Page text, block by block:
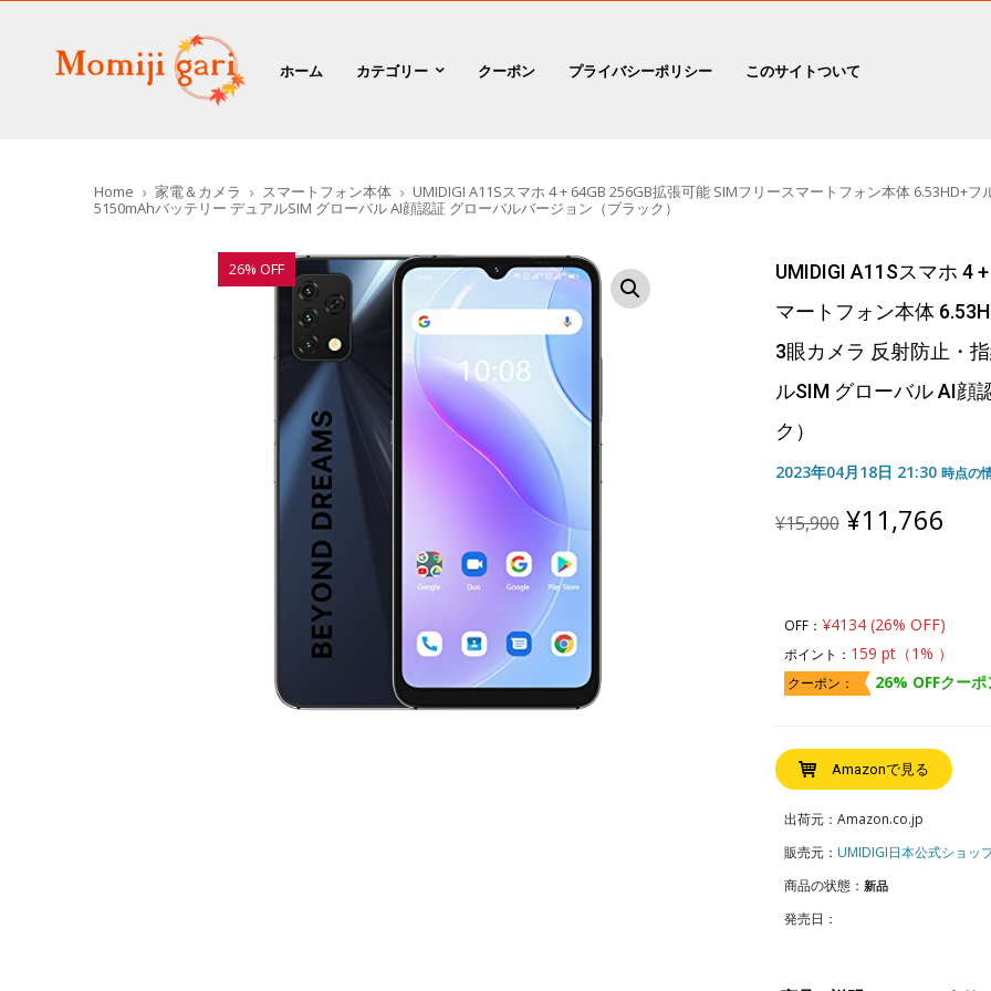
ホーム カテゴリー クーポン プライバシーポリシー このサイトついて
Home 家電＆カメラ スマートフォン本体
UMIDIGI A11Sスマホ 4 + 64GB 256GB拡張可能 SIMフリースマートフォン本体 6.53HD+
5150mAhバッテリー デュアルSIM グローバル AI顔認証 グローバルバージョン（ブラック）
26% OFF
UMIDIGI A11Sスマホ 4
マートフォン本体
3眼カメラ 反射防止・
ルSIM グローバル AI顔
ク）
2023年04月18日 21:30 時点の
¥15,900 Original
price
¥11,766
OFF： ¥4134 (26% OFF)
ポイント： 159 pt（1% ）
クーポン： 26% OFFクーポ
Amazonで見る
出荷元：Amazon.co.jp
販売元： UMIDIGI日本公式ショッ
商品の状態： 新品
発売日：